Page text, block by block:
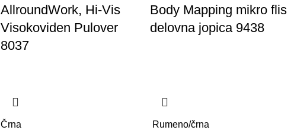
AllroundWork, Hi-Vis
Visokoviden Pulover
8037
Body Mapping mikro flis
delovna jopica 9438
Črna
Rumeno/črna